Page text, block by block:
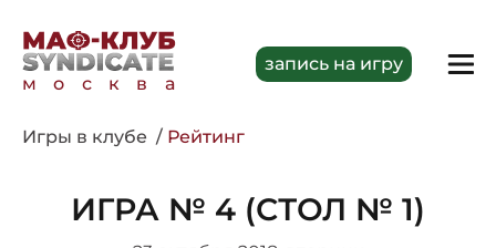
москва
запись на игру
Игры в клубе Рейтинг
ИГРА № 4 (СТОЛ № 1)